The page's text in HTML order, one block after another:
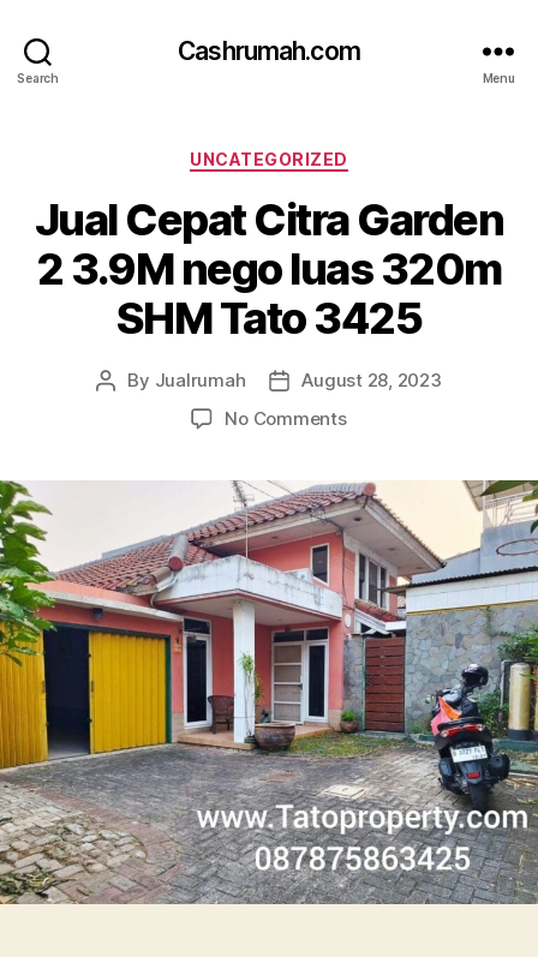
Search
Cashrumah.com
Menu
Categories
UNCATEGORIZED
Jual Cepat Citra Garden
2 3.9M nego luas 320m
SHM Tato 3425
Post
By Jualrumah
PostAugust 28, 2023
No Commentson
Citra
Garden
2
3.9M
nego
luas
320m
SHM
Tato
3425